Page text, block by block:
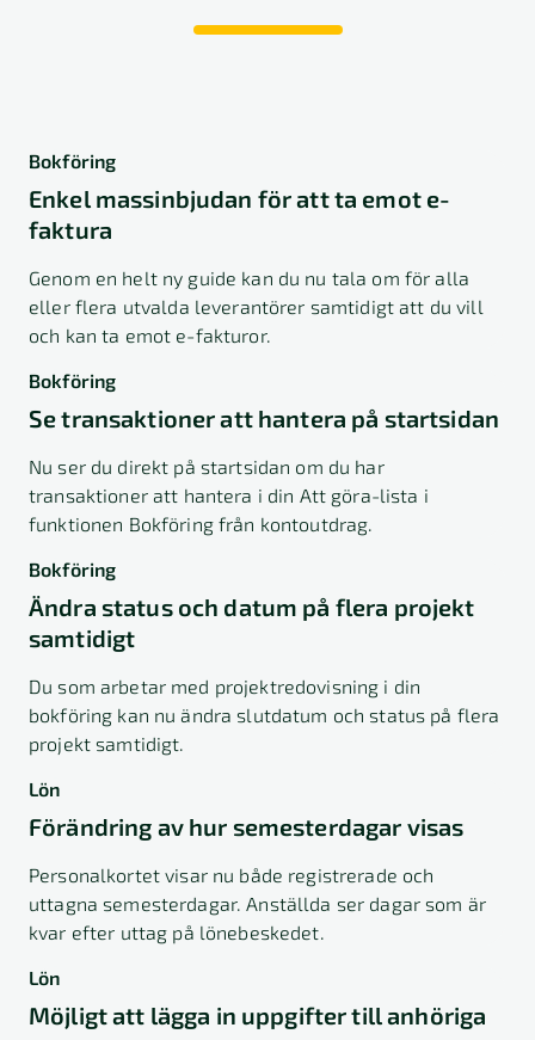
Bokföring
Enkel massinbjudan för att ta emot e-
faktura
Genom en helt ny guide kan du nu tala om för alla
eller flera utvalda leverantörer samtidigt att du vill
och kan ta emot e-fakturor.
Bokföring
Se transaktioner att hantera på startsidan
Nu ser du direkt på startsidan om du har
transaktioner att hantera i din Att göra-lista i
funktionen Bokföring från kontoutdrag.
Bokföring
Ändra status och datum på flera projekt
samtidigt
Du som arbetar med projektredovisning i din
bokföring kan nu ändra slutdatum och status på flera
projekt samtidigt.
Lön
Förändring av hur semesterdagar visas
Personalkortet visar nu både registrerade och
uttagna semesterdagar. Anställda ser dagar som är
kvar efter uttag på lönebeskedet.
Lön
Möjligt att lägga in uppgifter till anhöriga